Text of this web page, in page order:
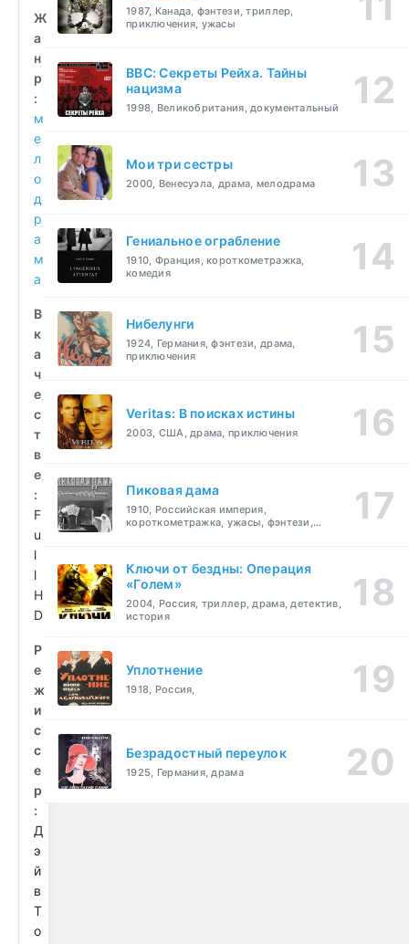
Ж
а
н
р
:
м
е
л
о
д
р
а
м
а
В
к
а
ч
е
с
т
в
е
:
F
u
l
l
H
D
Р
е
ж
и
с
с
е
р
:
Д
э
й
в
Т
о
1987, Канада, фэнтези, триллер,
приключения, ужасы
BBC: Секреты Рейха. Тайны
нацизма
1998, Великобритания, документальный
Мои три сестры
2000, Венесуэла, драма, мелодрама
Гениальное ограбление
1910, Франция, короткометражка,
комедия
Нибелунги
1924, Германия, фэнтези, драма,
приключения
Veritas: В поисках истины
2003, США, драма, приключения
Пиковая дама
1910, Российская империя,
короткометражка, ужасы, фэнтези,
Ключи от бездны: Операция
«Голем»
2004, Россия, триллер, драма, детектив,
история
Уплотнение
1918, Россия,
Безрадостный переулок
1925, Германия, драма